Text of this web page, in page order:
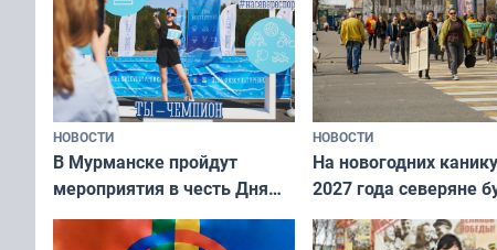
НОВОСТИ
В Мурманске пройдут
мероприятия в честь Дня
физкультурника
НОВОСТИ
На новогодних
2027 года северяне
отдыхать 11 дней